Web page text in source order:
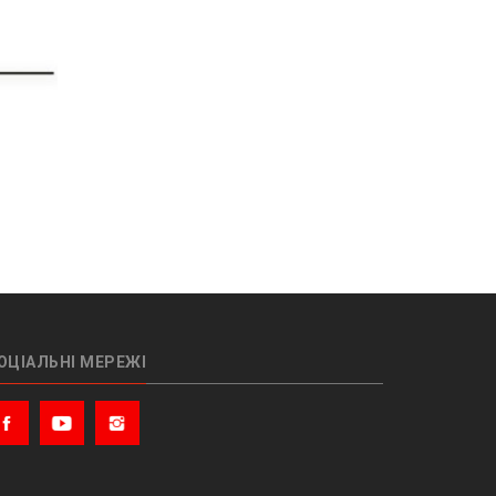
МЕРЕЖІ